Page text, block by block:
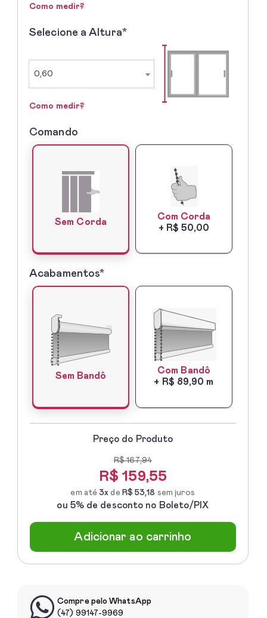
Como medir?
2º
Selecione a Altura*
0,60
Como medir?
3º
Comando
Sem Corda
Com Corda
+ R$ 50,00
5º
Acabamentos*
Sem Bandô
Com Bandô
+ R$ 89,90 m
Preço do Produto
R$ 167,94
R$159,55
em até3x de R$ 53,18 sem juros
ou 5% de desconto no Boleto/PIX
Adicionar ao carrinho
Compre pelo WhatsApp
(47) 99147-9969